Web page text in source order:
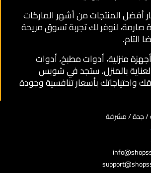
أفضل المنتجات من أشهر الماركات
صارمة، لنوفر لك تجربة تسوق مريحة
التام.
منزلية، أدوات مطبخ، أدوات
بالمنزل، ستجد في شوبس
واحتياجاتك بأسعار تنافسية وجودة
/ جدة / مشرفة